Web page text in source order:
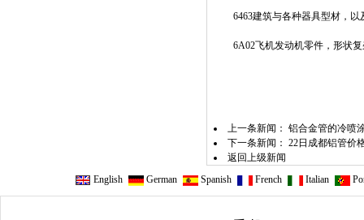
6463建筑与各种器具型材，以
6A02飞机发动机零件，形状复
上一条新闻： 铝合金管的冷喷
下一条新闻： 22日成都铝管价
返回上级新闻
English
German Spanish French Italian